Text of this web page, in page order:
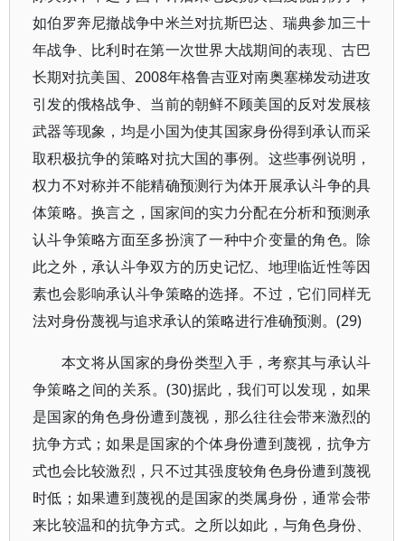
如伯罗奔尼撤战争中米兰对抗斯巴达、瑞典参加三十
年战争、比利时在第一次世界大战期间的表现、古巴
长期对抗美国、2008年格鲁吉亚对南奥塞梯发动进攻
引发的俄格战争、当前的朝鲜不顾美国的反对发展核
武器等现象，均是小国为使其国家身份得到承认而采
取积极抗争的策略对抗大国的事例。这些事例说明，
权力不对称并不能精确预测行为体开展承认斗争的具
体策略。换言之，国家间的实力分配在分析和预测承
认斗争策略方面至多扮演了一种中介变量的角色。除
此之外，承认斗争双方的历史记忆、地理临近性等因
素也会影响承认斗争策略的选择。不过，它们同样无
法对身份蔑视与追求承认的策略进行准确预测。(29)
本文将从国家的身份类型入手，考察其与承认斗
争策略之间的关系。(30)据此，我们可以发现，如果
是国家的角色身份遭到蔑视，那么往往会带来激烈的
抗争方式；如果是国家的个体身份遭到蔑视，抗争方
式也会比较激烈，只不过其强度较角色身份遭到蔑视
时低；如果遭到蔑视的是国家的类属身份，通常会带
来比较温和的抗争方式。之所以如此，与角色身份、